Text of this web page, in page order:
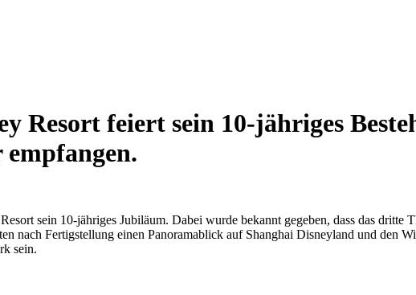
Resort feiert sein 10-jähriges
sein 10-jähriges Jubiläum. Dabei wurde bekannt gegeben, dass das
nach Fertigstellung einen Panoramablick auf Shanghai Disneyland und den
sein.